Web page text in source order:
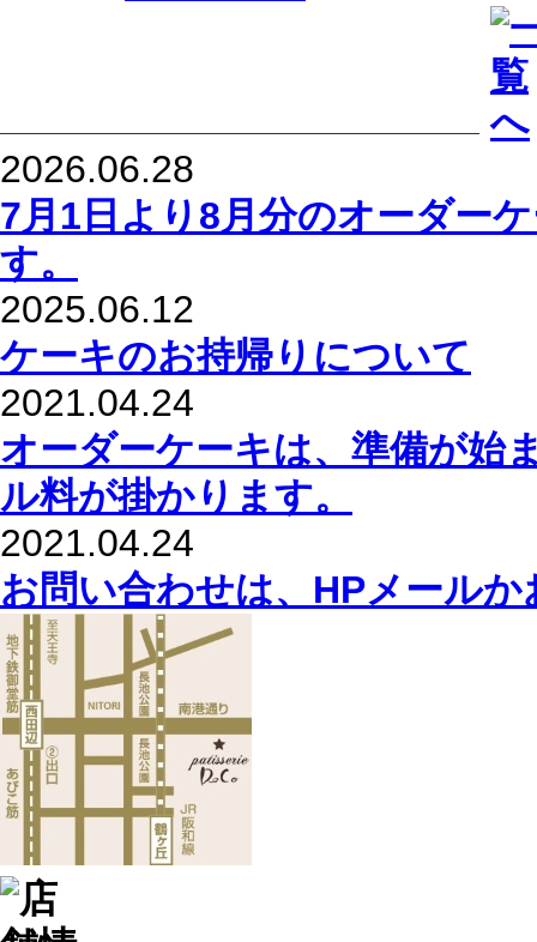
2026.06.28
7月1日より8月分のオーダー
す。
2025.06.12
ケーキのお持帰りについて
2021.04.24
オーダーケーキは、準備が始
ル料が掛かります。
2021.04.24
お問い合わせは、HPメール